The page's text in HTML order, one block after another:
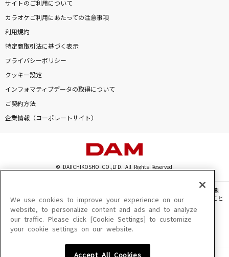
サイトのご利用について
カラオケご利用にあたっての注意事項
利用規約
特定商取引法に基づく表示
プライバシーポリシー
クッキー設定
インフォマティブデータの取得について
ご契約方法
企業情報（コーポレートサイト）
© DAIICHIKOSHO CO.,LTD. All Rights Reserved.
このサイトに掲載されている一切の文章・画像・写真・動画・音声等を、手段や形態
を問わず、著作権法の定める範囲を超えて無断で複製、転載、ファイル化などすること
を禁じます。
楽曲及びコンテンツは、機種によりご利用いただけない場合があります。
楽曲及びコンテンツの配信日、配信内容が変更になる場合があります。
We use cookies to improve your experience on our
website, to personalize content and ads and to analyze
our traffic. Please click [Cookie Settings] to customize
your cookie settings on our website.
Accept All Cookies